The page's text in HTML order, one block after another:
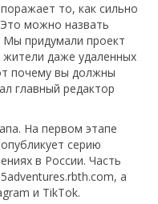
то, как сильно
можно назвать
придумали проект
даже удаленных
почему вы должны
главный редактор
На первом этапе
серию
в России. Часть
а
и TikTok.